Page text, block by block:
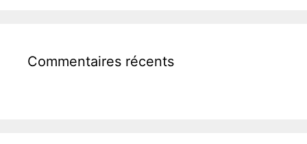
Commentaires récents